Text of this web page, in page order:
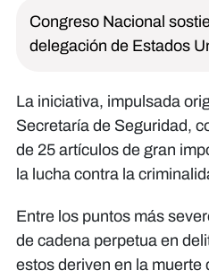
Congreso Nacional
delegación de Estados
La iniciativa, impulsada
Secretaría de Seguridad,
de 25 artículos de gran
la lucha contra la
Entre los puntos más
de cadena perpetua en
estos deriven en la muerte